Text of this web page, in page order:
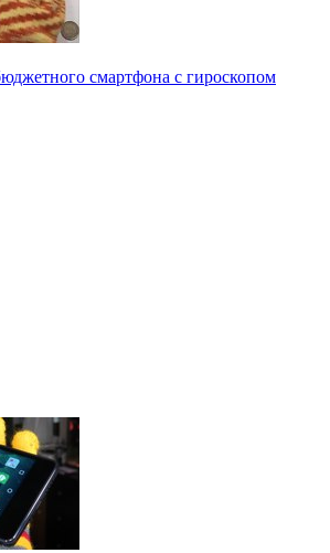
смартфона с гироскопом